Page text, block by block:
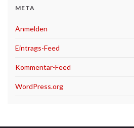
META
Anmelden
Eintrags-Feed
Kommentar-Feed
WordPress.org